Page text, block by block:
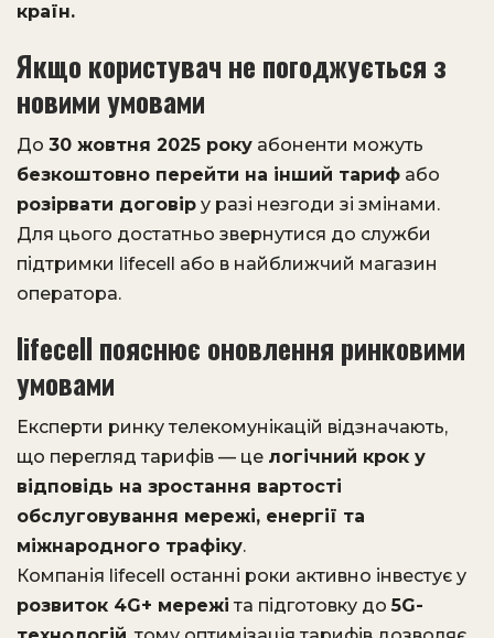
країн.
Якщо користувач не погоджується з
новими умовами
До 30 жовтня 2025 року абоненти можуть
безкоштовно перейти на інший тариф або
розірвати договір у разі незгоди зі змінами.
Для цього достатньо звернутися до служби
підтримки lifecell або в найближчий магазин
оператора.
lifecell пояснює оновлення ринковими
умовами
Експерти ринку телекомунікацій відзначають,
що перегляд тарифів — це логічний крок у
відповідь на зростання вартості
обслуговування мережі, енергії та
міжнародного трафіку.
Компанія lifecell останні роки активно інвестує у
розвиток 4G+ мережі та підготовку до5G-